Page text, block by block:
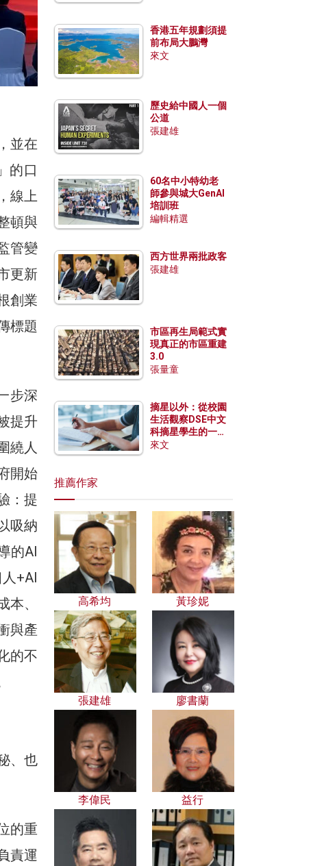
並在
的口
線上
頓與
管變
更新
創業
標題
步深
提升
繞人
開始
：提
吸納
的AI
+AI
、
與產
的不
、也
的重
責運
香港五年規劃須提
前布局大鵬灣
來文
歷史給中國人一個
公道
張建雄
60名中小特幼老
師參與城大GenAI
培訓班
編輯精選
西方世界兩批政客
張建雄
市區再生局範式實
現真正的市區重建
3.0
張量童
摘星以外：從校園
生活觀察DSE中文
科摘星學生的一點
特質
來文
推薦作家
高希均 黃珍妮
張建雄 廖書蘭
李偉民 益行